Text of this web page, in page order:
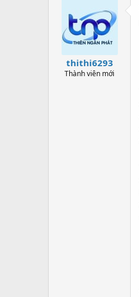
thithi6293
Thành viên mới